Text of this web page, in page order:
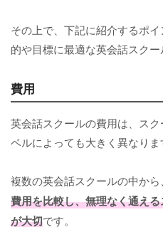
その上で、下記に紹介するポ
的や目標に最適な英会話スクー
費用
英会話スクールの費用は、ス
ベルによっても大きく異なりま
複数の英会話スクールの中から、
費用を比較し、無理なく通え
が大切です。